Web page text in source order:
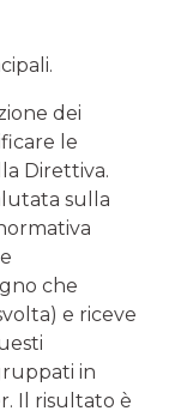
dei
le
Direttiva.
sulla
che
e riceve
in
Il risultato è